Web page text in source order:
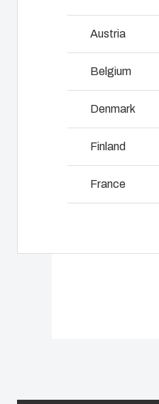
Individuelle
Warum Fibox
Industriegehäuse
Austria
Belgium
Denmark
Finland
France